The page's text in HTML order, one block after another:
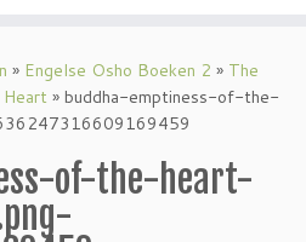
» Engelse Osho Boeken 2 » The
» buddha-emptiness-of-the-
of-the-heart-